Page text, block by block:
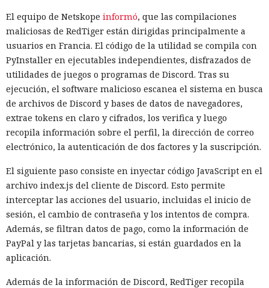
El equipo de Netskope informó, que las compilaciones
maliciosas de RedTiger están dirigidas principalmente a
usuarios en Francia. El código de la utilidad se compila con
PyInstaller en ejecutables independientes, disfrazados de
utilidades de juegos o programas de Discord. Tras su
ejecución, el software malicioso escanea el sistema en busca
de archivos de Discord y bases de datos de navegadores,
extrae tokens en claro y cifrados, los verifica y luego
recopila información sobre el perfil, la dirección de correo
electrónico, la autenticación de dos factores y la suscripción.
El siguiente paso consiste en inyectar código JavaScript en el
archivo index.js del cliente de Discord. Esto permite
interceptar las acciones del usuario, incluidas el inicio de
sesión, el cambio de contraseña y los intentos de compra.
Además, se filtran datos de pago, como la información de
PayPal y las tarjetas bancarias, si están guardados en la
aplicación.
Además de la información de Discord, RedTiger recopila